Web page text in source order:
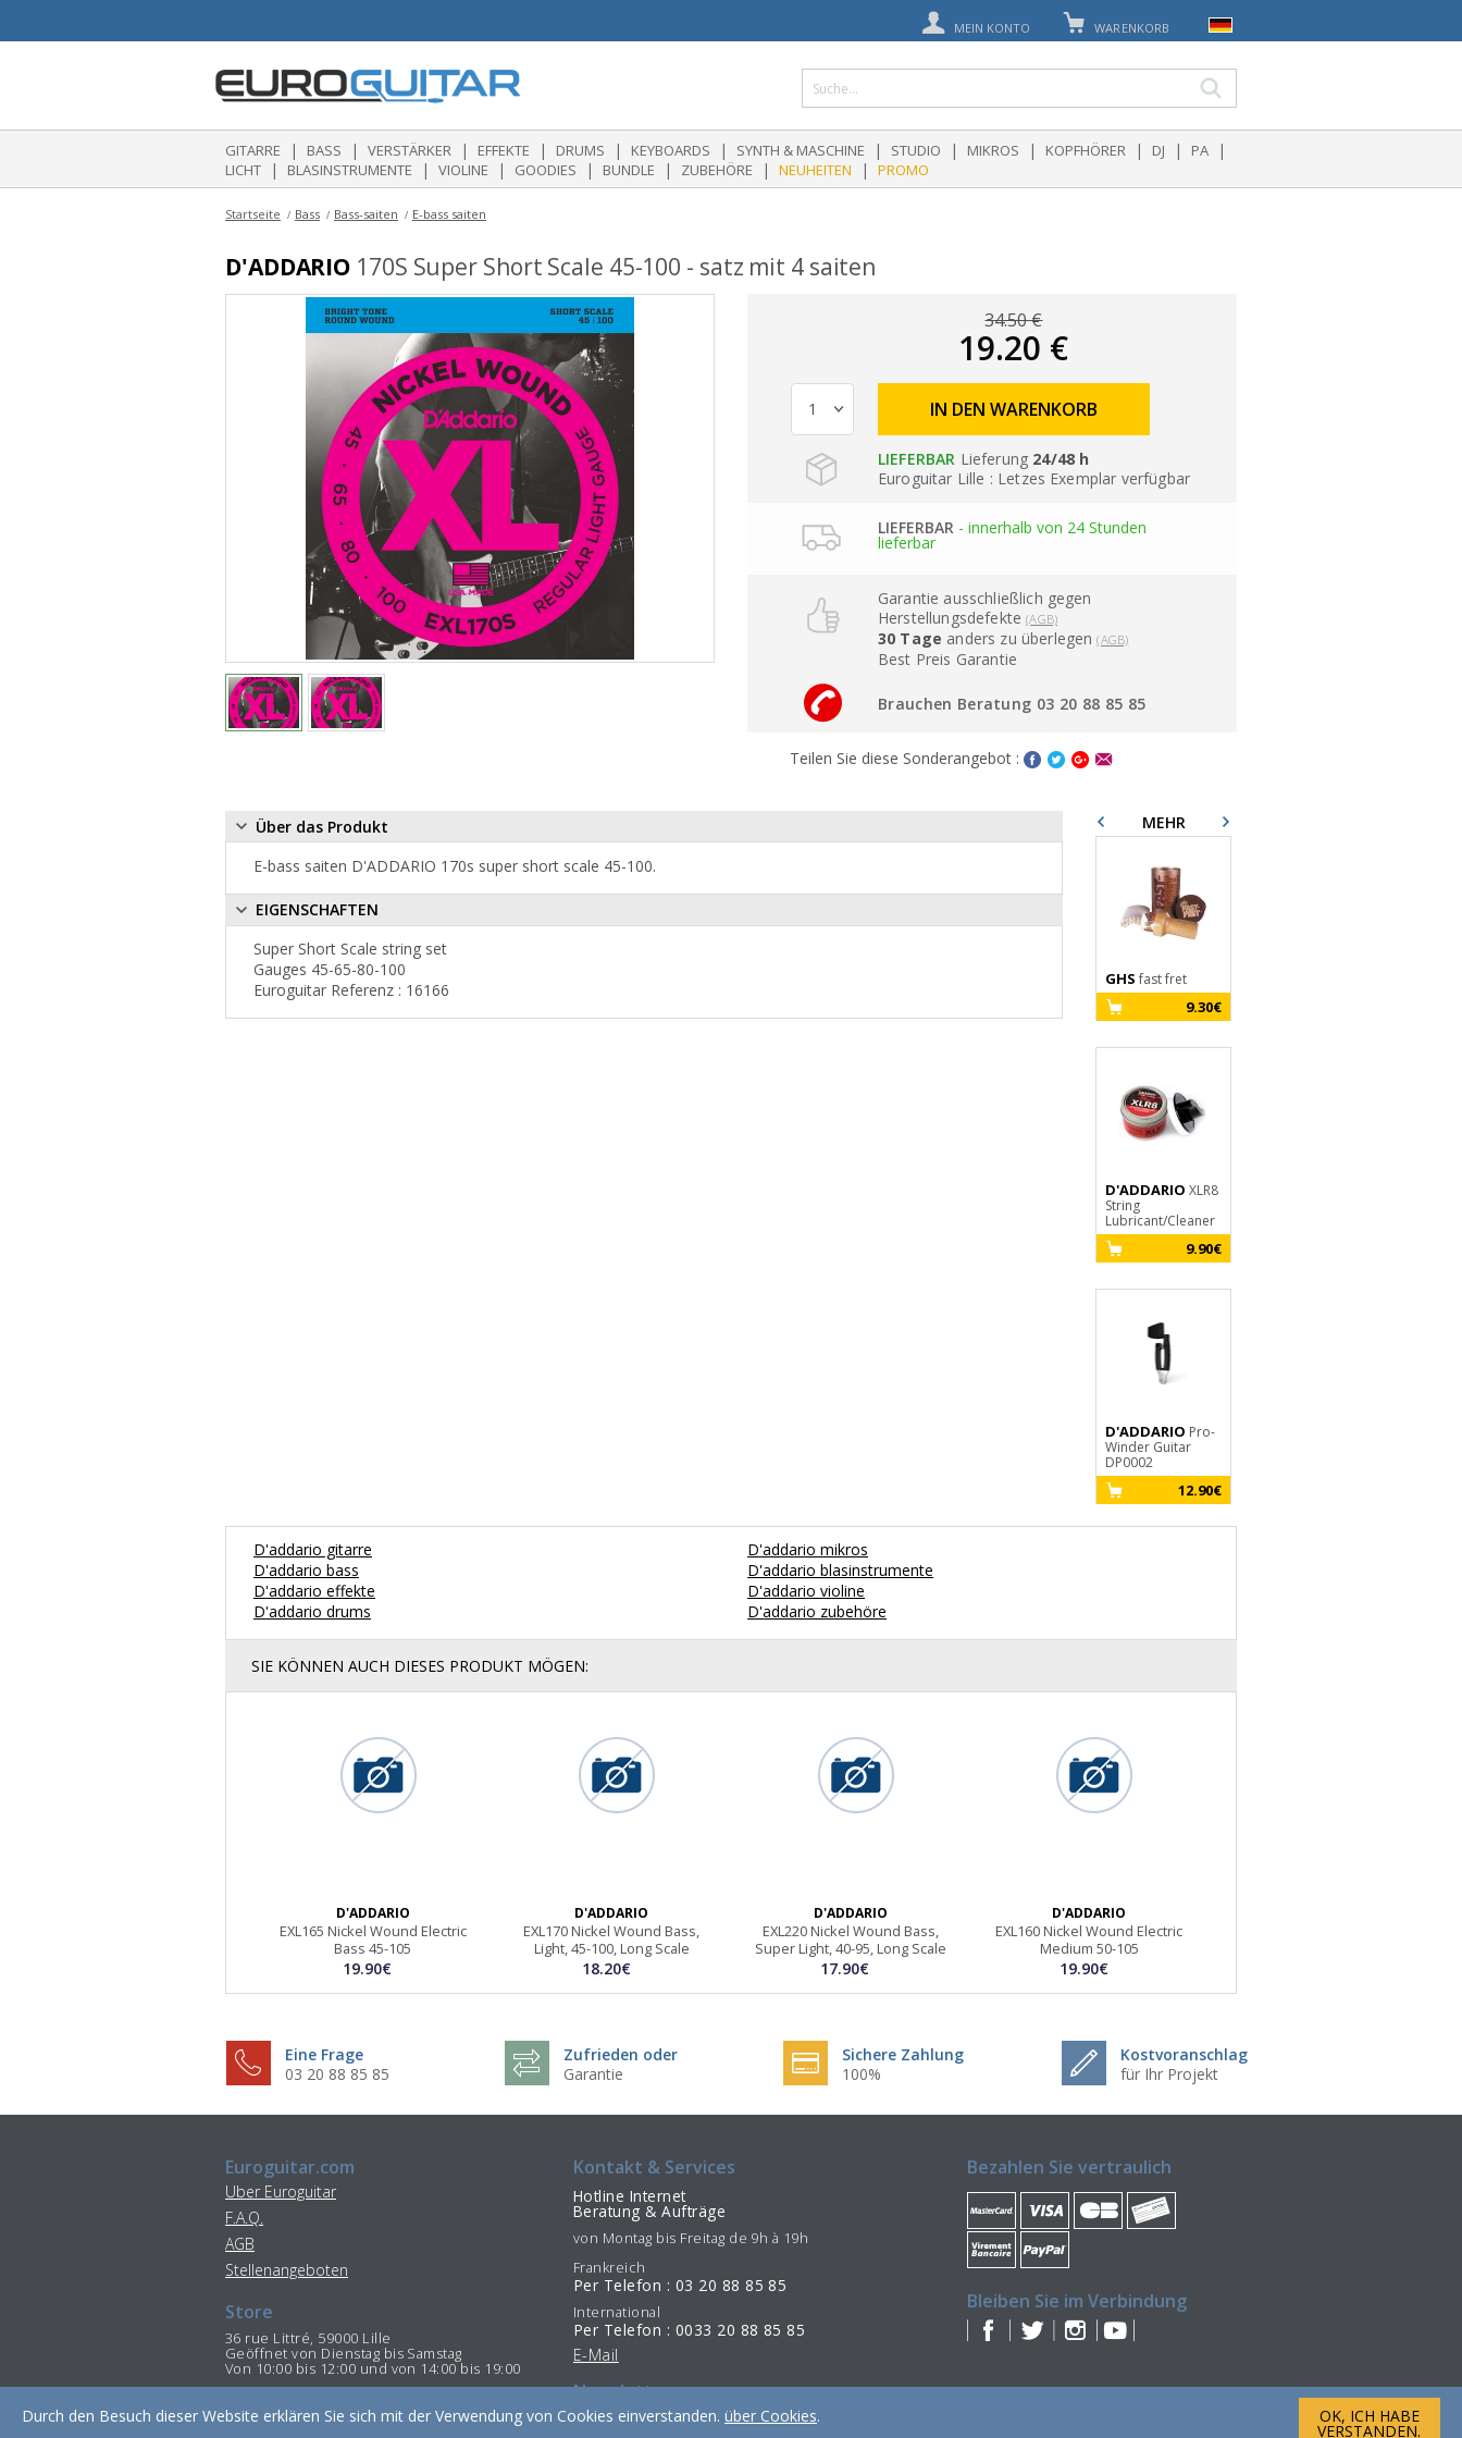
MEIN KONTO WARENKORB
GITARRE | BASS | VERSTÄRKER | EFFEKTE | DRUMS | KEYBOARDS | SYNTH & MASCHINE | STUDIO | MIKROS | KOPFHÖRER | DJ | PA |
LICHT | BLASINSTRUMENTE | VIOLINE | GOODIES | BUNDLE | ZUBEHÖRE | NEUHEITEN | PROMO
Startseite Bass Bass-saiten E-bass saiten
D'ADDARIO 170S Super Short Scale 45-100 - satz mit 4 saiten
34.50 €
19.20 €
IN DEN WARENKORB
LIEFERBAR Lieferung 24/48 h
Euroguitar Lille : Letzes Exemplar verfügbar
LIEFERBAR - innerhalb von 24 Stunden
lieferbar
Garantie ausschließlich gegen
Herstellungsdefekte(AGB)
30 Tage anders zu überlegen(AGB)
Best Preis Garantie
Brauchen Beratung 03 20 88 85 85
Teilen Sie diese Sonderangebot :
Über das Produkt
E-bass saiten D'ADDARIO 170s super short scale 45-100.
EIGENSCHAFTEN
Super Short Scale string set
Gauges 45-65-80-100
Euroguitar Referenz : 16166
MEHR
GHS fast fret
9.30€
D'ADDARIO XLR8
String
Lubricant/Cleaner
9.90€
D'ADDARIO Pro-
Winder Guitar
DP0002
12.90€
D'addario gitarre
D'addario bass
D'addario effekte
D'addario drums
D'addario mikros
D'addario blasinstrumente
D'addario violine
D'addario zubehöre
SIE KÖNNEN AUCH DIESES PRODUKT MÖGEN:
D'ADDARIO
EXL165 Nickel Wound Electric
Bass 45-105
19.90€
D'ADDARIO
EXL170 Nickel Wound Bass,
Light, 45-100, Long Scale
18.20€
D'ADDARIO
EXL220 Nickel Wound Bass,
Super Light, 40-95, Long Scale
17.90€
D'ADDARIO
EXL160 Nickel Wound Electric
Medium 50-105
19.90€
Eine Frage
03 20 88 85 85
Zufrieden oder
Garantie
Sichere Zahlung
100%
Kostvoranschlag
für Ihr Projekt
Euroguitar.com
Uber Euroguitar
F.A.Q.
AGB
Stellenangeboten
Store
36 rue Littré, 59000 Lille
Geöffnet von Dienstag bis Samstag
Von 10:00 bis 12:00 und von 14:00 bis 19:00
Per Telefon : 03 20 88 85 85
Kontakt & Services
Hotline Internet
Beratung & Aufträge
von Montag bis Freitag de 9h à 19h
Frankreich
Per Telefon : 03 20 88 85 85
International
Per Telefon : 0033 20 88 85 85
E-Mail
Newsletter
Abonnieren/Abmelden
Bezahlen Sie vertraulich
Bleiben Sie im Verbindung
Durch den Besuch dieser Website erklären Sie sich mit der Verwendung von Cookies einverstanden. über Cookies. OK, ICH HABE
VERSTANDEN.